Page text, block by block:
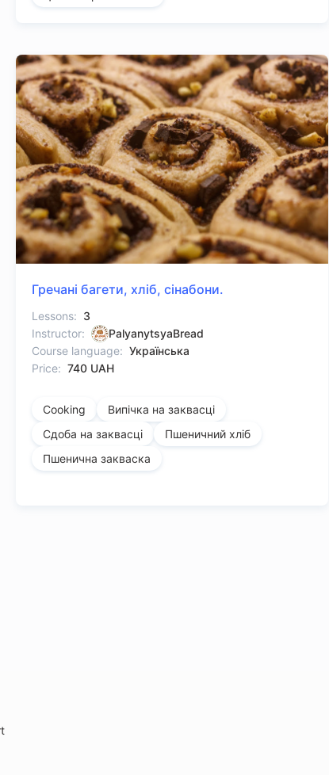
Гречані багети, хліб, сінабони.
Lessons: 3
Instructor:
PalyanytsyaBread
Course language: Українська
Price: 740 UAH
Cooking
Випічка на заквасці
Сдоба на заквасці
Пшеничний хліб
Пшенична закваска